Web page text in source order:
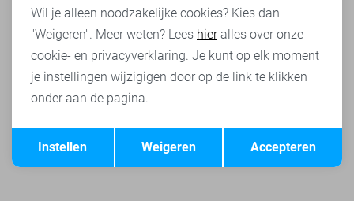
Terug Opslaan
Wil je alleen noodzakelijke cookies? Kies dan
"Weigeren". Meer weten? Lees hieralles over onze
cookie- en privacyverklaring. Je kunt op elk moment
je instellingen wijzigigen door op de link te klikken
onder aan de pagina.
Accepteren
Weigeren
Instellen